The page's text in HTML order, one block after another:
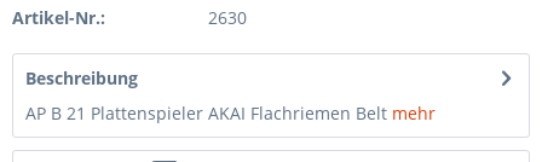
Artikel-Nr.: 2630
Beschreibung
AP B 21 Plattenspieler AKAI Flachriemen Belt mehr